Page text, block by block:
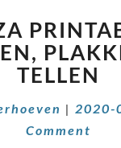
KNIPPEN,
PLAKKEN
EN
TELLEN
| 2020-
Comment